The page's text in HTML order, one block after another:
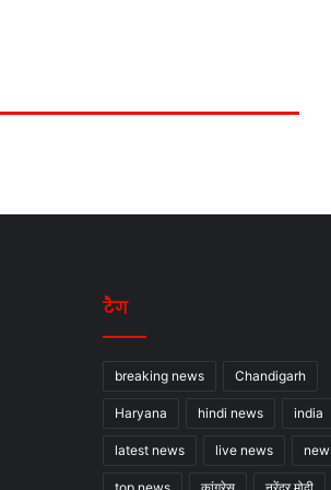
टैग
breaking news Chandigarh
Haryana hindi news india
latest news live news